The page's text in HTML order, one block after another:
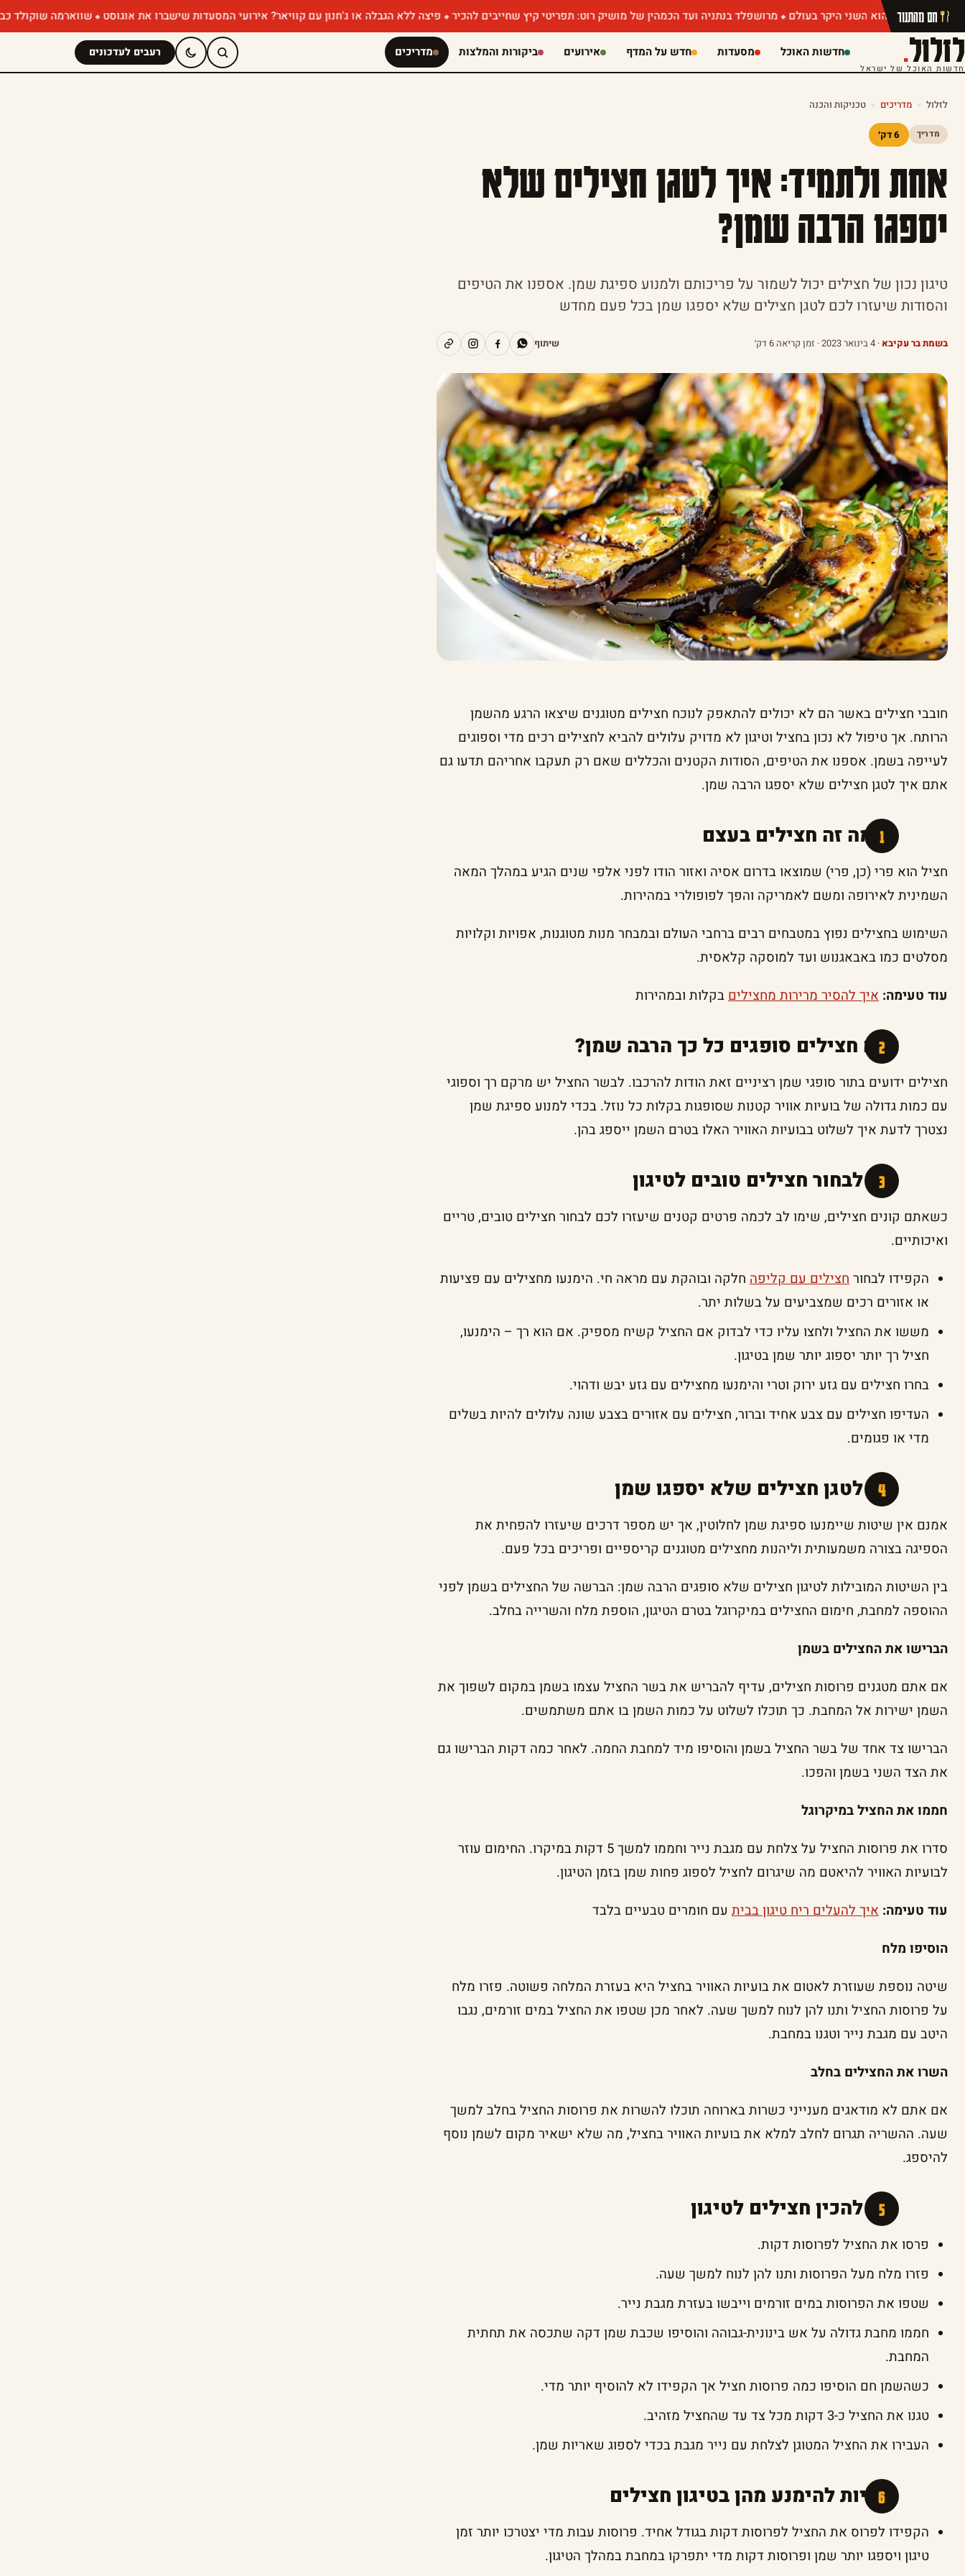
מרושפלד בנתניה ועד הכמהין של מושיק רוט: תפריטי קיץ שחייבים להכיר פיצה ללא הגבלה או ג'חנון עם קוויאר? אירועי המסעדות שישברו את אוגוסט שווארמה שוקולד כבר ניסיתם? חם מהתנור
לזלול.
חדשות האוכל של ישראל
חדשות האוכל מסעדות חדש על המדף אירועים ביקורות והמלצות מדריכים רעבים לעדכונים
לזלול » מדריכים » טכניקות והכנה
מדריך 6 דק׳
אחת ולתמיד: איך לטגן חצילים שלא
יספגו הרבה שמן?
טיגון נכון של חצילים יכול לשמור על פריכותם ולמנוע ספיגת שמן. אספנו את הטיפים
והסודות שיעזרו לכם לטגן חצילים שלא יספגו שמן בכל פעם מחדש
בשמת בר עקיבא · 4 בינואר 2023 · זמן קריאה 6 דק׳ שיתוף
חובבי חצילים באשר הם לא יכולים להתאפק לנוכח חצילים מטוגנים שיצאו הרגע מהשמן
הרותח. אך טיפול לא נכון בחציל וטיגון לא מדויק עלולים להביא לחצילים רכים מדי וספוגים
לעייפה בשמן. אספנו את הטיפים, הסודות הקטנים והכללים שאם רק תעקבו אחריהם תדעו גם
אתם איך לטגן חצילים שלא יספגו הרבה שמן.
אז מה זה חצילים בעצם
חציל הוא פרי (כן, פרי) שמוצאו בדרום אסיה ואזור הודו לפני אלפי שנים הגיע במהלך המאה
השמינית לאירופה ומשם לאמריקה והפך לפופולרי במהירות.
השימוש בחצילים נפוץ במטבחים רבים ברחבי העולם ובמבחר מנות מטוגנות, אפויות וקלויות
מסלטים כמו באבאגנוש ועד למוסקה קלאסית.
עוד טעימה: איך להסיר מרירות מחציליםבקלות ובמהירות
למה חצילים סופגים כל כך הרבה שמן?
חצילים ידועים בתור סופגי שמן רציניים זאת הודות להרכבו. לבשר החציל יש מרקם רך וספוגי
עם כמות גדולה של בועיות אוויר קטנות שסופגות בקלות כל נוזל. בכדי למנוע ספיגת שמן
נצטרך לדעת איך לשלוט בבועיות האוויר האלו בטרם השמן ייספג בהן.
איך לבחור חצילים טובים לטיגון
כשאתם קונים חצילים, שימו לב לכמה פרטים קטנים שיעזרו לכם לבחור חצילים טובים, טריים
ואיכותיים.
הקפידו לבחורחצילים עם קליפהחלקה ובוהקת עם מראה חי. הימנעו מחצילים עם פציעות
או אזורים רכים שמצביעים על בשלות יתר.
מששו את החציל ולחצו עליו כדי לבדוק אם החציל קשיח מספיק. אם הוא רך – הימנעו,
חציל רך יותר יספוג יותר שמן בטיגון.
בחרו חצילים עם גזע ירוק וטרי והימנעו מחצילים עם גזע יבש ודהוי.
העדיפו חצילים עם צבע אחיד וברור, חצילים עם אזורים בצבע שונה עלולים להיות בשלים
מדי או פגומים.
איך לטגן חצילים שלא יספגו שמן
אמנם אין שיטות שיימנעו ספיגת שמן לחלוטין, אך יש מספר דרכים שיעזרו להפחית את
הספיגה בצורה משמעותית וליהנות מחצילים מטוגנים קריספיים ופריכים בכל פעם.
בין השיטות המובילות לטיגון חצילים שלא סופגים הרבה שמן: הברשה של החצילים בשמן לפני
ההוספה למחבת, חימום החצילים במיקרוגל בטרם הטיגון, הוספת מלח והשרייה בחלב.
הברישו את החצילים בשמן
אם אתם מטגנים פרוסות חצילים, עדיף להבריש את בשר החציל עצמו בשמן במקום לשפוך את
השמן ישירות אל המחבת. כך תוכלו לשלוט על כמות השמן בו אתם משתמשים.
הברישו צד אחד של בשר החציל בשמן והוסיפו מיד למחבת החמה. לאחר כמה דקות הברישו גם
את הצד השני בשמן והפכו.
חממו את החציל במיקרוגל
סדרו את פרוסות החציל על צלחת עם מגבת נייר וחממו למשך 5 דקות במיקרו. החימום עוזר
לבועיות האוויר להיאטם מה שיגרום לחציל לספוג פחות שמן בזמן הטיגון.
עוד טעימה: איך להעלים ריח טיגון בבית עם חומרים טבעיים בלבד
הוסיפו מלח
שיטה נוספת שעוזרת לאטום את בועיות האוויר בחציל היא בעזרת המלחה פשוטה. פזרו מלח
על פרוסות החציל ותנו להן לנוח למשך שעה. לאחר מכן שטפו את החציל במים זורמים, נגבו
היטב עם מגבת נייר וטגנו במחבת.
השרו את החצילים בחלב
אם אתם לא מודאגים מענייני כשרות בארוחה תוכלו להשרות את פרוסות החציל בחלב למשך
שעה. ההשריה תגרום לחלב למלא את בועיות האוויר בחציל, מה שלא ישאיר מקום לשמן נוסף
להיספג.
איך להכין חצילים לטיגון
פרסו את החציל לפרוסות דקות.
פזרו מלח מעל הפרוסות ותנו להן לנוח למשך שעה.
שטפו את הפרוסות במים זורמים וייבשו בעזרת מגבת נייר.
חממו מחבת גדולה על אש בינונית-גבוהה והוסיפו שכבת שמן דקה שתכסה את תחתית
המחבת.
כשהשמן חם הוסיפו כמה פרוסות חציל אך הקפידו לא להוסיף יותר מדי.
טגנו את החציל כ-3 דקות מכל צד עד שהחציל מזהיב.
העבירו את החציל המטוגן לצלחת עם נייר מגבת בכדי לספוג שאריות שמן.
טעויות להימנע מהן בטיגון חצילים
הקפידו לפרוס את החציל לפרוסות דקות בגודל אחיד. פרוסות עבות מדי יצטרכו יותר זמן
טיגון ויספגו יותר שמן ופרוסות דקות מדי יתפרקו במחבת במהלך הטיגון.